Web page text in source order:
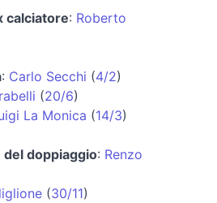
calciatore: Roberto
: Carlo Secchi (4/2)
(20/6)
La Monica (14/3)
doppiaggio: Renzo
(30/11)